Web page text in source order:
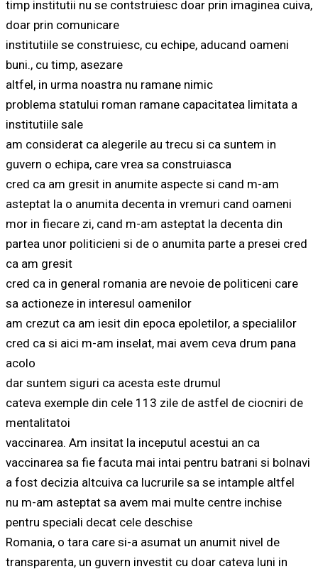
timp institutii nu se contstruiesc doar prin imaginea cuiva,
doar prin comunicare
institutiile se construiesc, cu echipe, aducand oameni
buni., cu timp, asezare
altfel, in urma noastra nu ramane nimic
problema statului roman ramane capacitatea limitata a
institutiile sale
am considerat ca alegerile au trecu si ca suntem in
guvern o echipa, care vrea sa construiasca
cred ca am gresit in anumite aspecte si cand m-am
asteptat la o anumita decenta in vremuri cand oameni
mor in fiecare zi, cand m-am asteptat la decenta din
partea unor politicieni si de o anumita parte a presei cred
ca am gresit
cred ca in general romania are nevoie de politiceni care
sa actioneze in interesul oamenilor
am crezut ca am iesit din epoca epoletilor, a specialilor
cred ca si aici m-am inselat, mai avem ceva drum pana
acolo
dar suntem siguri ca acesta este drumul
cateva exemple din cele 113 zile de astfel de ciocniri de
mentalitatoi
vaccinarea. Am insitat la inceputul acestui an ca
vaccinarea sa fie facuta mai intai pentru batrani si bolnavi
a fost decizia altcuiva ca lucrurile sa se intample altfel
nu m-am asteptat sa avem mai multe centre inchise
pentru speciali decat cele deschise
Romania, o tara care si-a asumat un anumit nivel de
transparenta, un guvern investit cu doar cateva luni in